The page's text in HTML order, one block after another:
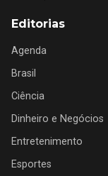
Editorias
Agenda
Brasil
Ciência
Dinheiro e Negócios
Entretenimento
Esportes